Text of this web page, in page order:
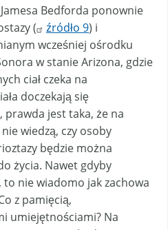
Bedforda ponownie
(
źródło 9) i
wcześniej ośrodku
w stanie Arizona, gdzie
ciał czeka na
doczekają się
jest taka, że na
wiedzą, czy osoby
będzie można
życia. Nawet gdyby
nie wiadomo jak zachowa
z pamięcią,
umiejętnościami? Na